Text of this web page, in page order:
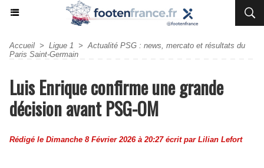
Accueil > Ligue 1 > Actualité PSG : news, mercato et résultats du
Paris Saint-Germain
Luis Enrique confirme une grande
décision avant PSG-OM
Rédigé le Dimanche 8 Février 2026 à 20:27 écrit par Lilian Lefort